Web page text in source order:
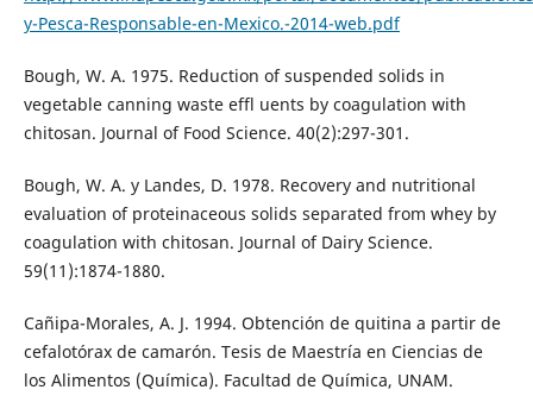
y-Pesca-Responsable-en-Mexico.-2014-web.pdf
Bough, W. A. 1975. Reduction of suspended solids in
vegetable canning waste effl uents by coagulation with
chitosan. Journal of Food Science. 40(2):297-301.
Bough, W. A. y Landes, D. 1978. Recovery and nutritional
evaluation of proteinaceous solids separated from whey by
coagulation with chitosan. Journal of Dairy Science.
59(11):1874-1880.
Cañipa-Morales, A. J. 1994. Obtención de quitina a partir de
cefalotórax de camarón. Tesis de Maestría en Ciencias de
los Alimentos (Química). Facultad de Química, UNAM.